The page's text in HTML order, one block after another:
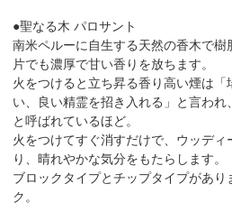
●聖なる木 パロサント
南米ペルーに自生する天然の香木で
片でも濃厚で甘い香りを放ちます。
火をつけると立ち昇る香り高い煙は
い、良い精霊を招き入れる」と言われ
と呼ばれているほど。
火をつけてすぐ消すだけで、ウッデ
り、晴れやかな気分をもたらします。
ブロックタイプとチップタイプがあり
ク。